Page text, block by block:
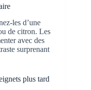
les d’une
de citron. Les
avec des
surprenant
plus tard